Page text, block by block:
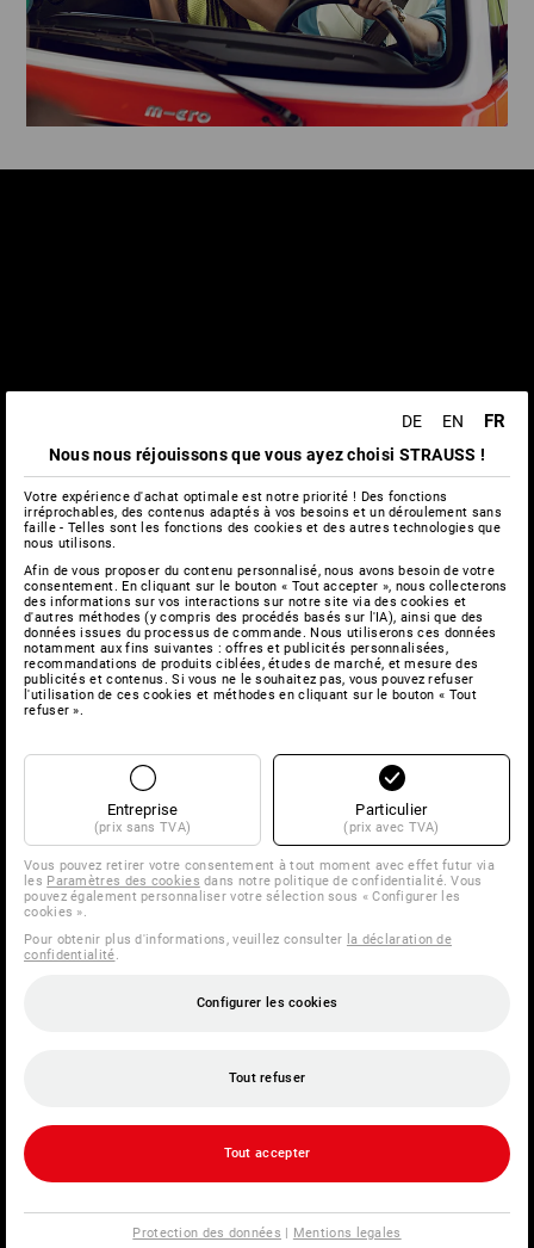
DE EN FR
Nous nous réjouissons que vous ayez choisi STRAUSS !
Votre expérience d'achat optimale est notre priorité ! Des fonctions
irréprochables, des contenus adaptés à vos besoins et un déroulement sans
faille - Telles sont les fonctions des cookies et des autres technologies que
nous utilisons.
Afin de vous proposer du contenu personnalisé, nous avons besoin de votre
consentement. En cliquant sur le bouton « Tout accepter », nous collecterons
des informations sur vos interactions sur notre site via des cookies et
d'autres méthodes (y compris des procédés basés sur l'IA), ainsi que des
données issues du processus de commande. Nous utiliserons ces données
notamment aux fins suivantes : offres et publicités personnalisées,
recommandations de produits ciblées, études de marché, et mesure des
publicités et contenus. Si vous ne le souhaitez pas, vous pouvez refuser
l'utilisation de ces cookies et méthodes en cliquant sur le bouton « Tout
refuser ».
Entreprise
(prix sans TVA)
Particulier
(prix avec TVA)
Vous pouvez retirer votre consentement à tout moment avec effet futur via
les Paramètres des cookies dans notre politique de confidentialité. Vous
pouvez également personnaliser votre sélection sous « Configurer les
cookies ».
Pour obtenir plus d'informations, veuillez consulter la déclaration de
confidentialité
Configurer les cookies
Tout refuser
Tout accepter
Protection des données | Mentions legales